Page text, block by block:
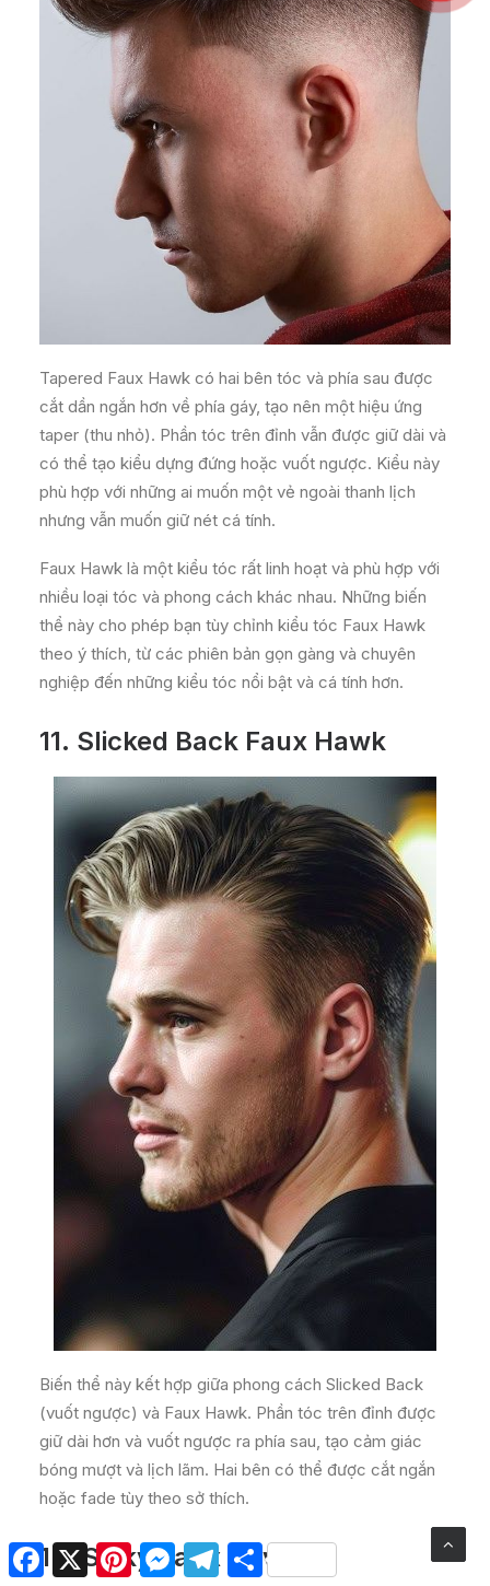
Tapered Faux Hawk có hai bên tóc và phía sau được
cắt dần ngắn hơn về phía gáy, tạo nên một hiệu ứng
taper (thu nhỏ). Phần tóc trên đỉnh vẫn được giữ dài và
có thể tạo kiểu dựng đứng hoặc vuốt ngược. Kiểu này
phù hợp với những ai muốn một vẻ ngoài thanh lịch
nhưng vẫn muốn giữ nét cá tính.
Faux Hawk là một kiểu tóc rất linh hoạt và phù hợp với
nhiều loại tóc và phong cách khác nhau. Những biến
thể này cho phép bạn tùy chỉnh kiểu tóc Faux Hawk
theo ý thích, từ các phiên bản gọn gàng và chuyên
nghiệp đến những kiểu tóc nổi bật và cá tính hơn.
11. Slicked Back Faux Hawk
Biến thể này kết hợp giữa phong cách Slicked Back
(vuốt ngược) và Faux Hawk. Phần tóc trên đỉnh được
giữ dài hơn và vuốt ngược ra phía sau, tạo cảm giác
bóng mượt và lịch lãm. Hai bên có thể được cắt ngắn
hoặc fade tùy theo sở thích.
12. Spiky Faux Hawk
Facebook
X PinterestMessenger
Telegram
Share